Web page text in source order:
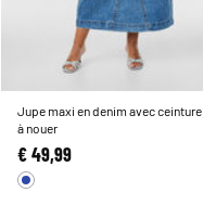
Jupe maxi en denim avec ceinture
à nouer
€ 49,99